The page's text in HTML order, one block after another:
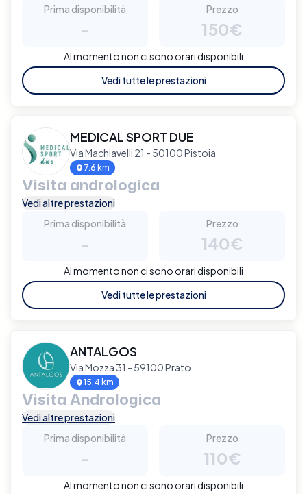
Prima disponibilità
-
Prezzo
150€
Al momento non ci sono orari disponibili
Vedi tutte le prestazioni
MEDICAL SPORT DUE
Via Machiavelli 21 - 50100 Pistoia
7.6 km
Visita andrologica
Vedi altre prestazioni
Prima disponibilità
-
Prezzo
140€
Al momento non ci sono orari disponibili
Vedi tutte le prestazioni
ANTALGOS
Via Mozza 31 - 59100 Prato
15.4 km
Visita Andrologica
Vedi altre prestazioni
Prima disponibilità
-
Prezzo
110€
Al momento non ci sono orari disponibili